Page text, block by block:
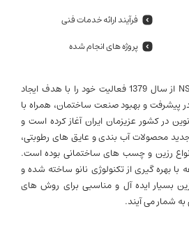
فرآیند ارائه خدمات فنی
پروژه های انجام شده
گروه تخصصی و مهندسی NSG از سال 1379 فعالیت خود را با هدف ایجاد
پیشرفت و بهبود صنعت ساختمان، همراه با
در کشور عزیزمان ایران آغاز کرده است و
جدید محصولات آب بندی و عایق های رطوبتی،
رزین و چسب های ساختمانی بوده است.
بهره گیری از تکنولوژی نانو ساخته شده و
بسیار ایده آل و مناسبی برای روش های
شمار می آیند.